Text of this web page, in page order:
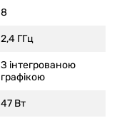
8
2,4 ГГц
З інтегрованою
графікою
47 Вт